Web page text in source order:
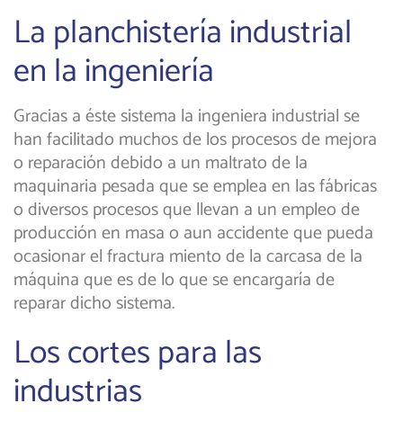
La planchistería industrial
en la ingeniería
Gracias a éste sistema la ingeniera industrial se
han facilitado muchos de los procesos de mejora
o reparación debido a un maltrato de la
maquinaria pesada que se emplea en las fábricas
o diversos procesos que llevan a un empleo de
producción en masa o aun accidente que pueda
ocasionar el fractura miento de la carcasa de la
máquina que es de lo que se encargaría de
reparar dicho sistema.
Los cortes para las
industrias